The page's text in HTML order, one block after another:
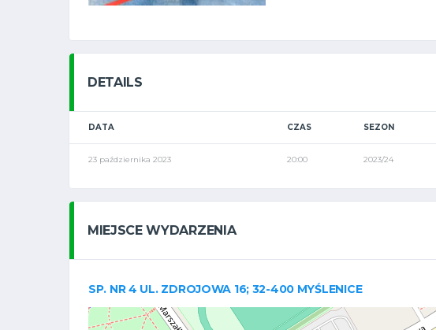
DETAILS
DATA CZAS SEZON
23 października 2023 20:00 2023/24
MIEJSCE WYDARZENIA
SP. NR 4 UL. ZDROJOWA 16; 32-400 MYŚLENICE